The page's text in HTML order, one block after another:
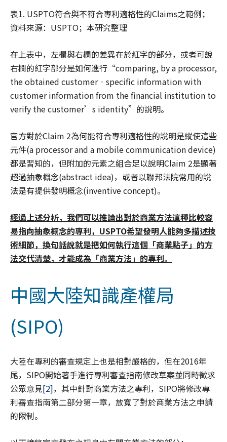
表1. USPTO符合與不符合專利適格性的Claims之範例；
資料來源：USPTO；本研究整理
在上表中，左欄與右欄的差異在於紅字的部分，或者可說
右欄的紅字部分是如何進行“comparing, by a processor,
the obtained customer‐specific information with
customer information from the financial institution to
verify the customer’s identity”的說明。
官方對於Claim 2為何能符合專利適格性的說明是縱使這些
元件(a processor and a mobile communication device)
都是習知的，但附加的元素之組合足以說明Claim 2是顯著
超過抽象概念(abstract idea)，或者以聯邦法院常用的說
法是有提供發明概念(inventive concept)。
經過上述分析，我們可以推論出對於商業方法這種比較容
易指向抽象概念的專利， USPTO希望發明人能夠多描述技
術細節，換句話說就是把如何執行這個「商業點子」的方
法交代清楚，才能成為「商業方法」的專利。
中國大陸知識產權局
(SIPO)
大陸在專利的審查規定上也是相對嚴格的，但在2016年
尾，SIPO開始著手進行專利審查指南修改草案並同時徵求
公眾意見[2]，其中針對商業方法之專利，SIPO將修改專
利審查指南第二部分第一章，放寬了對於商業方法之申請
的限制。